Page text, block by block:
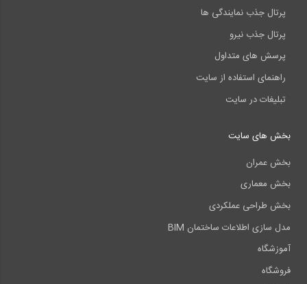
پرتال جذب نمایندگی ها
پرتال جذب نیرو
پرسش های متداول
راهنمای استفاده از سایت
تبلیغات در سایت
بخش های سایت
بخش عمران
بخش معماری
بخش طراحی عملکردی
مدل سازی اطلاعات ساختمان BIM
آموزشگاه
فروشگاه